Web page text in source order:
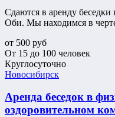
Сдаются в аренду беседки
Оби. Мы находимся в
от 500 руб
От 15 до 100 человек
Круглосуточно
Новосибирск
Аренда беседок в
оздоровительном